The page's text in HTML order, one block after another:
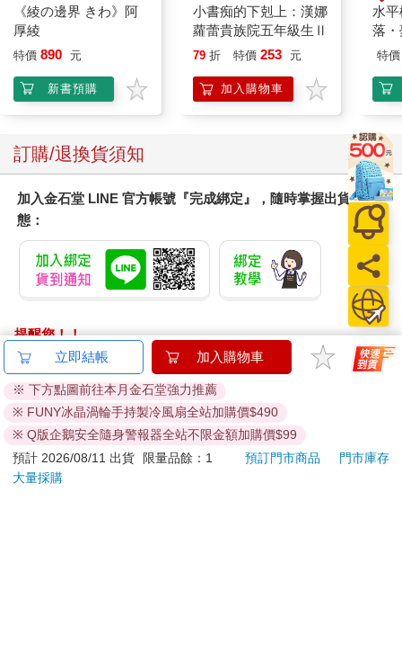
《綾の邊界 きわ》阿
厚綾
特價 890 元
新書預購
小書痴的下剋上：漢娜
蘿蕾貴族院五年級生Ⅱ
79 折 特價 253 元
加入購物車
水
落
特價
訂購/退換貨須知
加入金石堂 LINE 官方帳號『完成綁定』，隨時掌握出貨動
態：
提醒您！！
金石堂及銀行均不會請您操作ATM! 如接獲電話要求您前往
ATM提款機，請不要聽從指示，以免受騙上當！
退換貨須知：
**提醒您，鑑賞期不等於試用期，退回商品須為全新狀態**
依據「消費者保護法」第19條及行政院消費者保護處公告之
「通訊交易解除權合理例外情事適用準則」，以下商品購買
立即結帳 加入購物車
※ 下方點圖前往本月金石堂強力推薦
※ FUNY冰晶渦輪手持製冷風扇全站加購價$490
※ Q版企鵝安全隨身警報器全站不限金額加購價$99
預計 2026/08/11 出貨
限量品餘：1 預訂門市商品
門市庫存
大量採購